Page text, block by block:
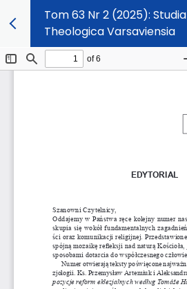
Tom 63 Nr 2 (2025): Studia
Theologica Varsaviensia